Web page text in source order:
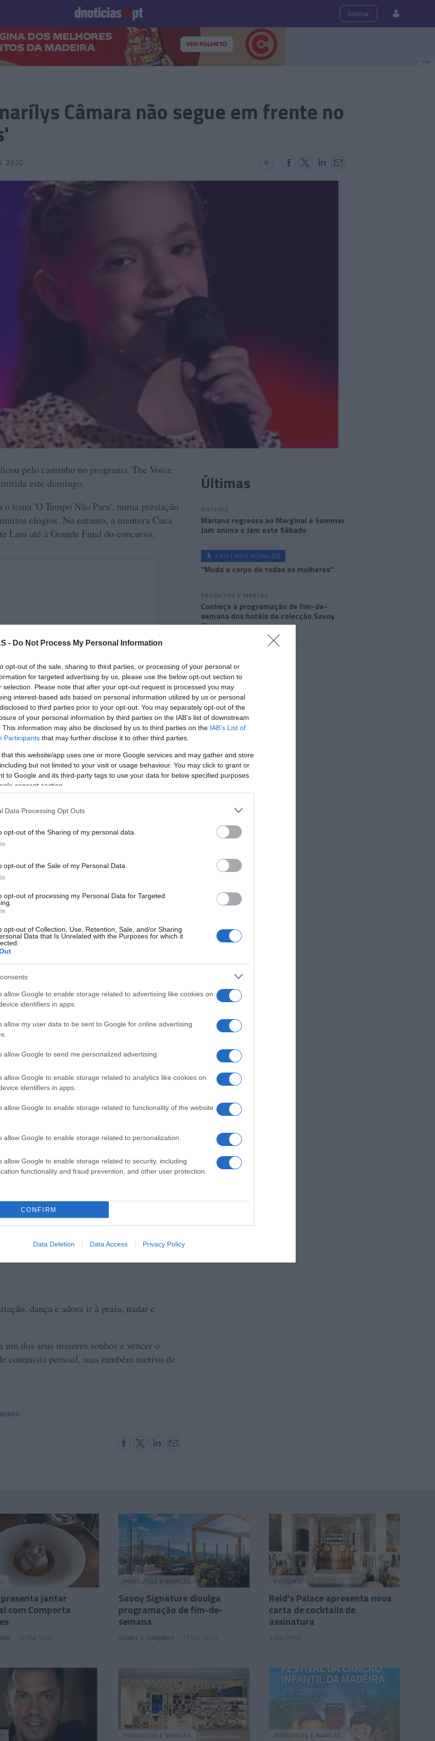
- Do Not Process My Personal Information
opt-out of the sale, sharing to third parties, or processing of your personal or
for targeted advertising by us, please use the below opt-out section to
selection. Please note that after your opt-out request is processed you may
interest-based ads based on personal information utilized by us or personal
to third parties prior to your opt-out. You may separately opt-out of the
of your personal information by third parties on the IAB’s list of downstream
This information may also be disclosed by us to third parties on the IAB’s List of
Participants that may further disclose it to other third parties.
that this website/app uses one or more Google services and may gather and store
but not limited to your visit or usage behaviour. You may click to grant or
to Google and its third-party tags to use your data for below specified purposes
consent section.
Data Processing Opt Outs
opt-out of the Sharing of my personal data.
opt-out of the Sale of my Personal Data.
opt-out of processing my Personal Data for Targeted
opt-out of Collection, Use, Retention, Sale, and/or Sharing
Data that Is Unrelated with the Purposes for which it
allow Google to enable storage related to advertising like cookies on
identifiers in apps.
allow my user data to be sent to Google for online advertising
allow Google to send me personalized advertising.
allow Google to enable storage related to analytics like cookies on
identifiers in apps.
allow Google to enable storage related to functionality of the website
allow Google to enable storage related to personalization.
allow Google to enable storage related to security, including
functionality and fraud prevention, and other user protection.
CONFIRM
Data Deletion Data Access Privacy Policy
Assinar
Palavras Produto e Marcas
PUB
Câmara não segue em frente no
23:20 0
pelo caminho no programa 'The Voice
este domingo.
tema 'O Tempo Não Para', numa prestação
elogios. No entanto, a mentora Cuca
Lara até à Grande Final do concurso.
no Instagram
The Voice Portugal (@thevoiceportugal)
The Voice Portugal (@thevoiceportugal)
a cantar aos dois anos e, desde então,
que concilia com aulas de piano.
do Funchal.
dança e adora ir à praia, nadar e
dos seus maiores sonhos e vencer o
conquista pessoal, mas também motivo de
Últimas
ROTEIRO
Mariano regressa ao Marginal e Summer
Jam anima o Jam este Sábado
CRISTIANO RONALDO
“Muda o corpo de todas as mulheres”
PRODUTOS E MARCAS
Conheça a programação de fim-de-
semana dos hotéis da colecção Savoy
Signature
jantar
com Comporta
15 Mai 14:57
PRODUTOS E MARCAS
Savoy Signature divulga
programação de fim-de-
semana
Sandra S. Gonçalves 13 Mai 13:14
ROTEIRO
Reid’s Palace apresenta nova
carta de cocktails de
assinatura
4 Mai 09:43
PRODUTOS E MARCAS PRODUTOS E MARCAS